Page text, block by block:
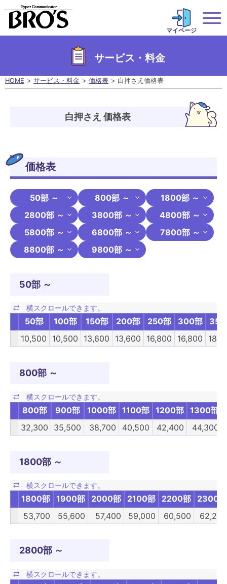
マイページ
サービス・料金
HOME サービス・料金 価格表 白押さえ価格表
白押さえ 価格表
価格表
50部 ～ 800部 ～
1800部 ～
2800部 ～
3800部 ～
4800部 ～
5800部 ～
6800部 ～
7800部 ～
8800部 ～
9800部 ～
50部 ～
50部 100部 150部 200部 250部 300部
350
10,500
10,500 13,600 13,600 16,800 16,800
800部 ～
800部 900部 1000部 1100部 1200部 1300部
32,300
35,500 38,700 40,500 42,400 44,300
1800部 ～
1800部 1900部 2000部 2100部 2200部
2300部
53,700
55,600 57,400 59,000 60,500 62,200
2800部 ～